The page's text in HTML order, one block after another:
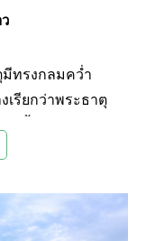
ทรงกลมคว่ำ
เรียกว่าพระธาตุ
กับพลังของสตรี